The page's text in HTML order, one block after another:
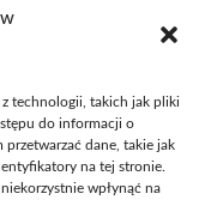
z technologii, takich jak pliki
do informacji o
dane, takie jak
na tej stronie.
wpłynąć na